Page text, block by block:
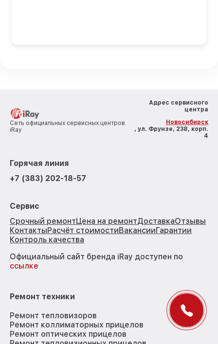
Сеть официальных сервисных центров
iRay
Адрес сервисного
центра
Новосибирск
, ул. Фрунзе, 238, корп.
4
Горячая линия
+7 (383) 202-18-57
Сервис
Срочный ремонтЦена на ремонтДоставкаОтзывы
КонтактыРасчёт стоимостиВакансииГарантии
Контроль качества
Официальный сайт бренда iRay доступен по
ссылке
Ремонт техники
Ремонт тепловизоров
Ремонт коллиматорных прицелов
Ремонт оптических прицелов